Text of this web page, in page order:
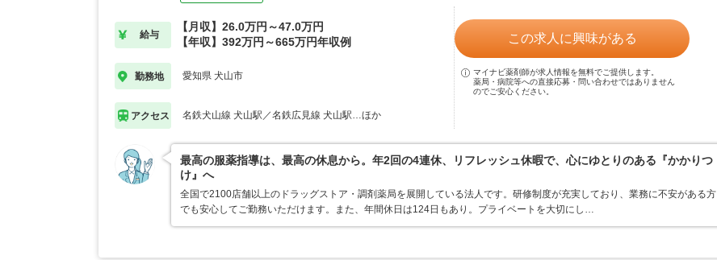
給与
【月収】26.0万円～47.0万円
【年収】392万円～665万円年収例
勤務地 愛知県 犬山市
アクセス 名鉄犬山線 犬山駅／名鉄広見線 犬山駅…ほか
この求人に興味がある
マイナビ薬剤師が求人情報を無料でご提供します。
薬局・病院等への直接応募・問い合わせではありません
のでご安心ください。
最高の服薬指導は、最高の休息から。年2回の4連休、リフレッシュ休暇で、心にゆとりのある『かかりつ
け』へ
全国で2100店舗以上のドラッグストア・調剤薬局を展開している法人です。研修制度が充実しており、業務に不安がある方
でも安心してご勤務いただけます。また、年間休日は124日もあり。プライベートを大切にし…